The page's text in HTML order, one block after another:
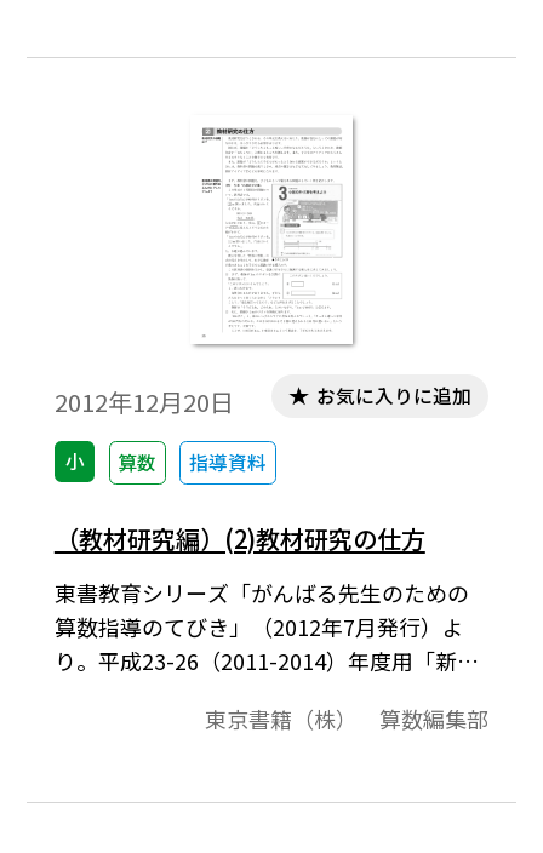
2012年12月20日
小 算数 指導資料
お気に入りに追加
（教材研究編）(2)教材研究の仕方
東書教育シリーズ「がんばる先生のための
算数指導のてびき」（2012年7月発行）よ
り。平成23-26（2011-2014）年度用「新し
は，その単元を教えるにあたり，教師が自
させる必要があります。
東京書籍（株） 算数編集部